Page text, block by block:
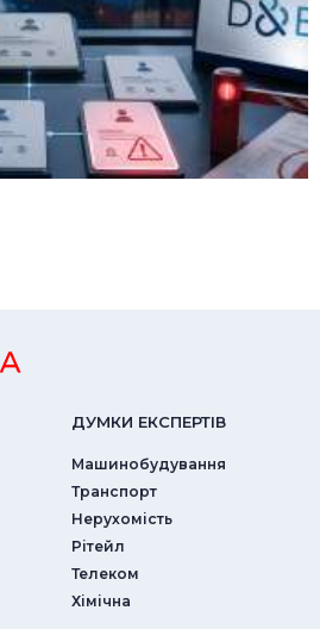
ДУМКИ ЕКСПЕРТIВ
Машинобудування
Транспорт
Нерухомість
Рітейл
Телеком
Хімічна